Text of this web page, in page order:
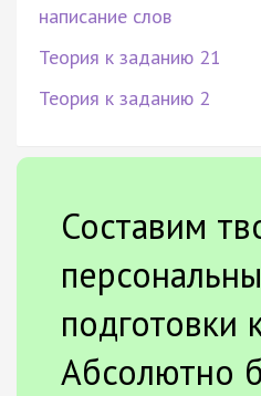
написание слов
Теория к заданию 21
Теория к заданию 2
Составим
подготовки
Абсолютно